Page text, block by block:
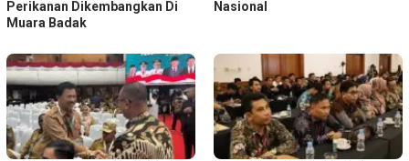
Perikanan Dikembangkan Di
Muara Badak
Nasional